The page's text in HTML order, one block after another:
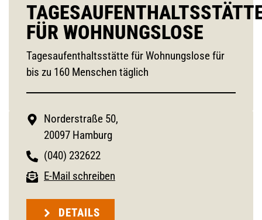
FÜR WOHNUNGSLOSE
Tagesaufenthaltsstätte für Wohnungslose für
bis zu 160 Menschen täglich
Norderstraße 50,
20097 Hamburg
(040) 232622
E-Mail schreiben
DETAILS